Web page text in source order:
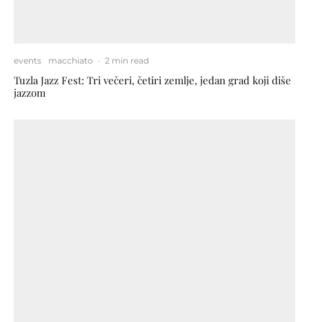
events macchiato · 2 min read
Tuzla Jazz Fest: Tri večeri, četiri zemlje, jedan grad koji diše
jazzom